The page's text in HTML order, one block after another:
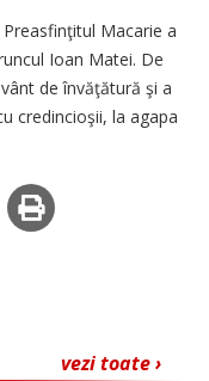
Macarie a
Ioan Matei. De
de învăţătură şi a
credincioşii, la agapa
vezi toate ›